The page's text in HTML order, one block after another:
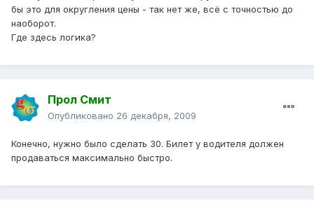
бы это для округления цены - так нет же, всё с точностью до
наоборот.
Где здесь логика?
Прол Смит
Опубликовано 26 декабря, 2009
Конечно, нужно было сделать 30. Билет у водителя должен
продаваться максимально быстро.